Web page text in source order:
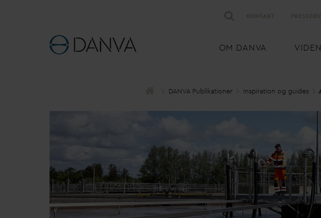
OM DANVA VIDEN
DANVA Publikationer Inspiration og guides